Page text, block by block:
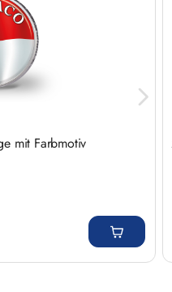
mit Farbmotiv